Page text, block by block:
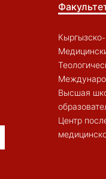
Высшая
Центр